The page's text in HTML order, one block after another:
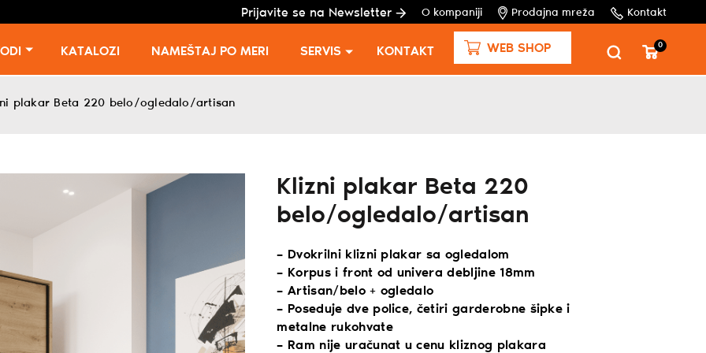
Prijavite se na Newsletter O kompaniji Prodajna mreža Kontakt
KATALOZI NAMEŠTAJ PO MERI SERVIS KONTAKT WEB SHOP 0
plakar Beta 220 belo/ogledalo/artisan
Klizni plakar Beta 220
belo/ogledalo/artisan
– Dvokrilni klizni plakar sa ogledalom
– Korpus i front od univera debljine 18mm
– Artisan/belo + ogledalo
– Poseduje dve police, četiri garderobne šipke i
metalne rukohvate
– Ram nije uračunat u cenu kliznog plakara